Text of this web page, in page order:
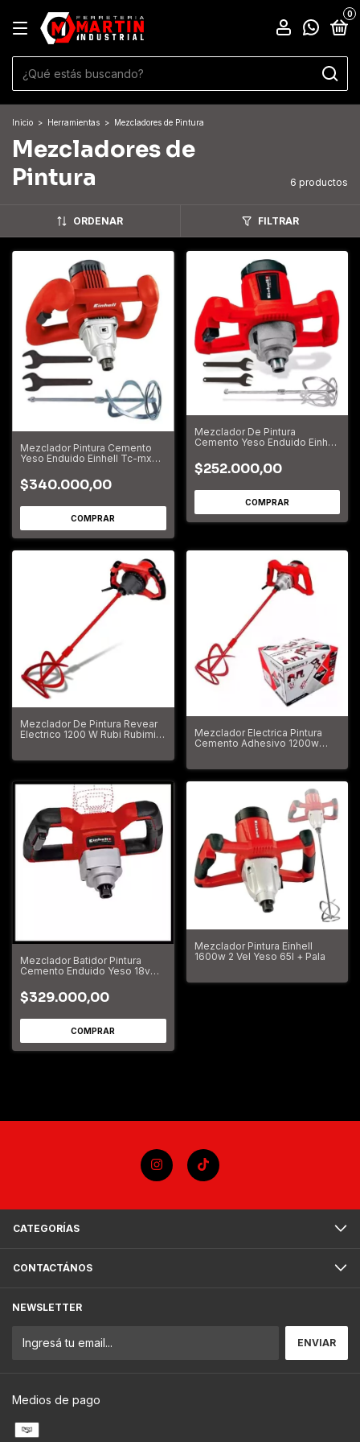
0
Inicio > Herramientas > Mezcladores de Pintura
Mezcladores de
Pintura
6 productos
ORDENAR FILTRAR
Mezclador Pintura Cemento
Yeso Enduido Einhell Tc-mx
$340.000,00
Mezclador De Pintura
Cemento Yeso Enduido Einhell
$252.000,00
Mezclador De Pintura Revear
Electrico 1200 W Rubi Rubimix
Mezclador Electrica Pintura
Cemento Adhesivo 1200w
Mezclador Batidor Pintura
Cemento Enduido Yeso 18v
$329.000,00
Mezclador Pintura Einhell
1600w 2 Vel Yeso 65l + Pala
CATEGORÍAS
CONTACTÁNOS
NEWSLETTER
Medios de pago